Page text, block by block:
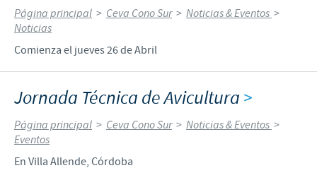
Página principal > Ceva Cono Sur > Noticias & Eventos >
Noticias
Comienza el jueves 26 de Abril
Jornada Técnica de Avicultura >
Página principal > Ceva Cono Sur > Noticias & Eventos >
Eventos
En Villa Allende, Córdoba